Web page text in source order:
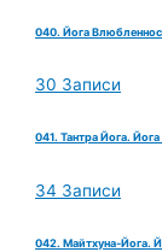
040. Йога
30 Записи
041. Тантра Йога.
34 Записи
042. Майтхуна-Йога.